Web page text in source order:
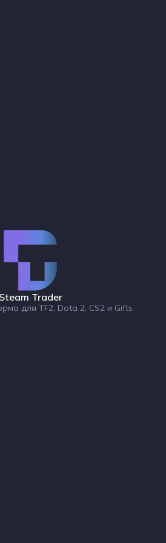
Steam Trader
для TF2, Dota 2, CS2 и Gifts